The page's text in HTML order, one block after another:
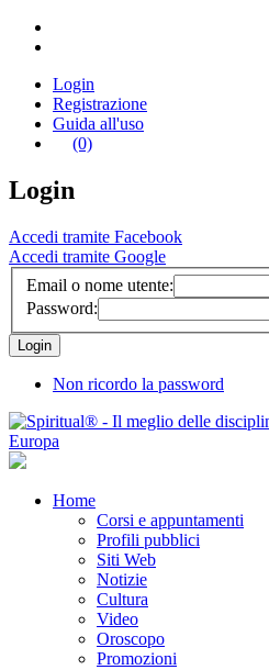
Login
Registrazione
Guida all'uso
(0)
Login
Accedi tramite Facebook
Accedi tramite Google
Email o nome utente:
Password:
Non ricordo la password
Home
Corsi e appuntamenti
Profili pubblici
Siti Web
Notizie
Cultura
Video
Oroscopo
Promozioni